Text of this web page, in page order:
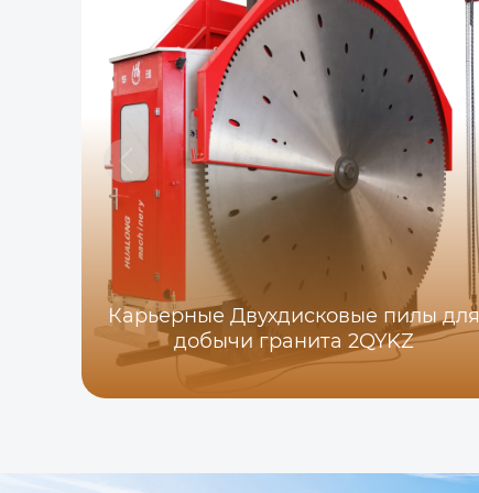
Карьерные Двухдисковые пилы для
добычи гранита 2QYKZ